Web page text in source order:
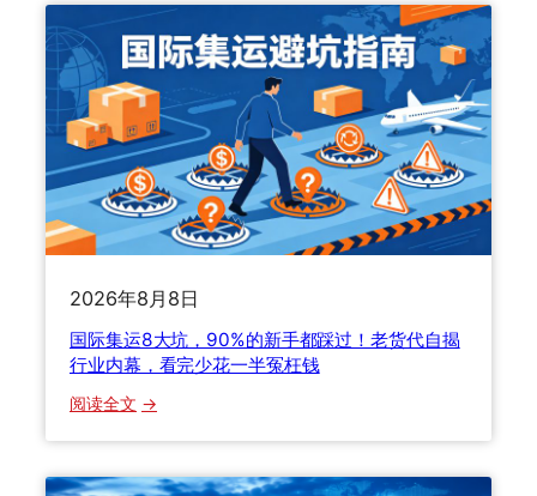
货
代
手
把
手
教
你
选
最
钱
线
新
规
全
解
析
：
美
国
0
美
元
免
消
集
运
8
大
坑
，
9
0
%
的
新
都
踩
过
货
2026年8月8日
国际集运8大坑，90%的新手都踩过！老货代自揭
行业内幕，看完少花一半冤枉钱
阅读全文 ：
集